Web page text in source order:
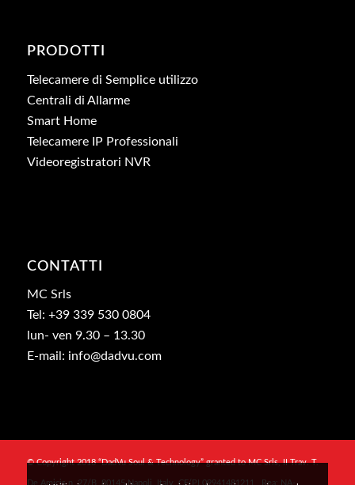
PRODOTTI
Telecamere di Semplice utilizzo
Centrali di Allarme
Smart Home
Telecamere IP Professionali
Videoregistratori NVR
CONTATTI
MC Srls
Tel: +39 339 530 0804
lun- ven 9.30 – 13.30
E-mail: info@dadvu.com
© Copyright 2018 “DadVu Soul & Technology” granted to MC Srls, II Trav. T.
De Amicis n. 27/B, 80145 Napoli, Italy, CF/PI 09941481211 , Rea: NA-